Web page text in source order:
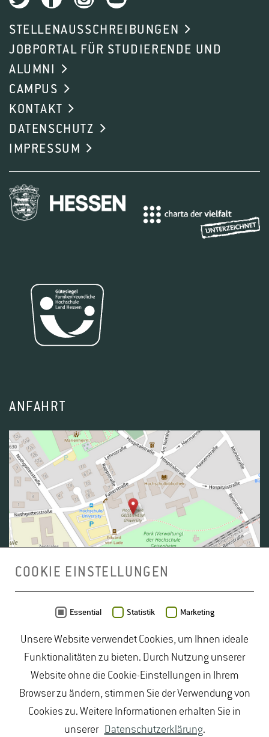
STELLENAUSSCHREIBUNGEN
JOBPORTAL FÜR STUDIERENDE UND
ALUMNI
CAMPUS
KONTAKT
DATENSCHUTZ
IMPRESSUM
ANFAHRT
OpenStreetMap - Veröffentlicht unterODbL
duales Studium Gartenbau| Gartenbau Studium|
Lebensmittelrecht Studium|Lebensmittelsicherheit
Studium| Naturschutz Studium|Oenologie
Studium| Studiengang Logistik|Studiengänge
Lebensmittel |Studiengänge Natur| Studiengänge
COOKIE EINSTELLUNGEN
Essential Statistik Marketing
Unsere Website verwendet Cookies, um Ihnen ideale
Funktionalitäten zu bieten. Durch Nutzung unserer
Website ohne die Cookie-Einstellungen in Ihrem
Browser zu ändern, stimmen Sie der Verwendung von
Cookies zu. Weitere Informationen erhalten Sie in
unserer Datenschutzerklärung.